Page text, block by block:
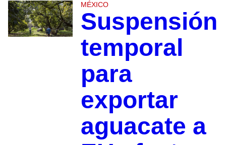
MÉXICO
Suspensión
temporal
para
exportar
aguacate a